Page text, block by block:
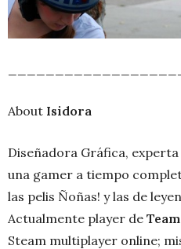
About Isidora
Diseñadora Gráfica,
una gamer a tiempo
las pelis Ñoñas! y las de
Actualmente player de
Steam multiplayer online;